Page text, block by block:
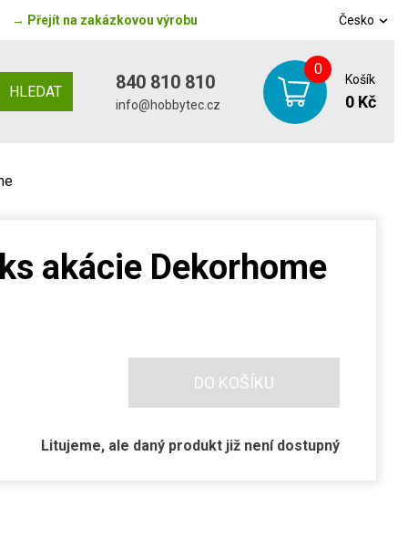
→ Přejít na zakázkovou výrobu Česko
HLEDAT 840 810 810
info@hobbytec.cz
0
Košík
0 Kč
akácie Dekorhome
DO KOŠÍKU
Litujeme, ale daný produkt již není dostupný